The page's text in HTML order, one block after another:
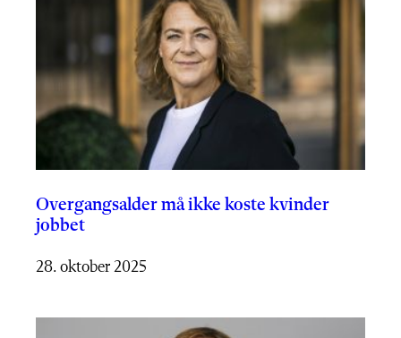
Overgangsalder må ikke koste kvinder
jobbet
28. oktober 2025